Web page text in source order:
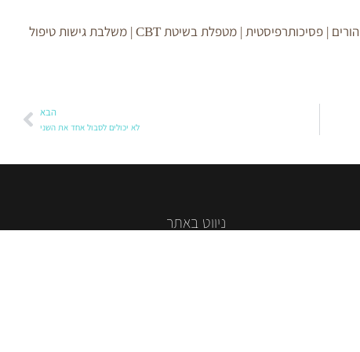
יועצת זוגית | מדריכת הורים | פסיכותרפיסטית | מטפלת בשיטת CBT | משלבת גישות טיפול
הבא
לא יכולים לסבול אחד את השני
ניווט באתר